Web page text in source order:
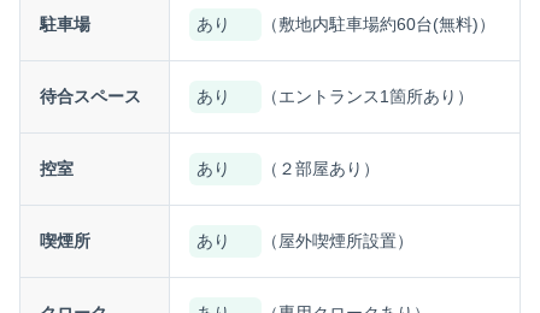
駐車場 あり （敷地内駐車場約60台(無料)）
待合スペース あり （エントランス1箇所あり）
控室 あり （２部屋あり）
喫煙所 あり （屋外喫煙所設置）